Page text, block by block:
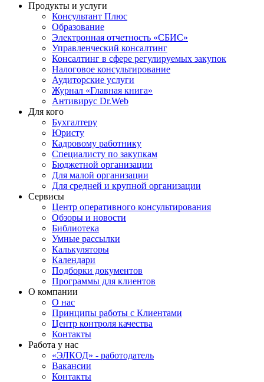
Продукты и услуги
Консультант Плюс
Образование
Электронная отчетность «СБИС»
Управленческий консалтинг
Консалтинг в сфере регулируемых закупок
Налоговое консультирование
Аудиторские услуги
Журнал «Главная книга»
Антивирус Dr.Web
Для кого
Бухгалтеру
Юристу
Кадровому работнику
Специалисту по закупкам
Бюджетной организации
Для малой организации
Для средней и крупной организации
Сервисы
Центр оперативного консультирования
Обзоры и новости
Библиотека
Умные рассылки
Калькуляторы
Календари
Подборки документов
Программы для клиентов
О компании
О нас
Принципы работы с Клиентами
Центр контроля качества
Контакты
Работа у нас
«ЭЛКОД» - работодатель
Вакансии
Контакты